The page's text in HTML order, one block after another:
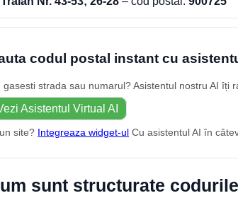
codul postal instant cu
gasesti strada sau numarul? Asistentul nostru AI îți
Asistentul Virtual AI
site? Integreaza widget-ul Cu asistentul AI în
sunt structurate